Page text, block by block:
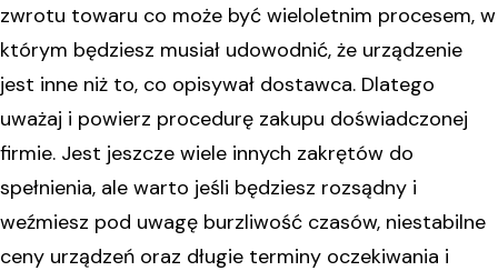
zwrotu towaru co może być wieloletnim procesem, w
którym będziesz musiał udowodnić, że urządzenie
jest inne niż to, co opisywał dostawca. Dlatego
uważaj i powierz procedurę zakupu doświadczonej
firmie. Jest jeszcze wiele innych zakrętów do
spełnienia, ale warto jeśli będziesz rozsądny i
weźmiesz pod uwagę burzliwość czasów, niestabilne
ceny urządzeń oraz długie terminy oczekiwania i